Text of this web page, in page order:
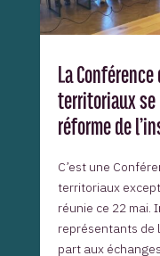
La
territoriaux se
réforme de
C’est une
territoriaux
réunie ce 22 mai.
représentants de
part aux